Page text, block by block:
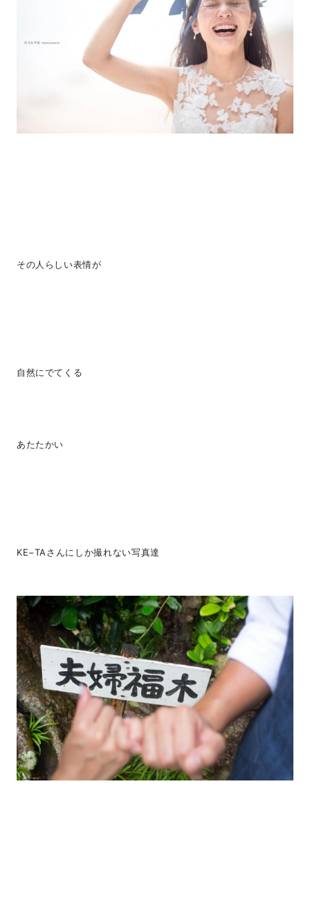
その人らしい表情が
自然にでてくる
あたたかい
KE−TAさんにしか撮れない写真達